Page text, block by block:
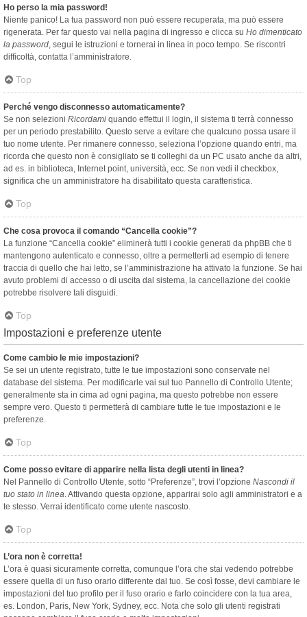
Ho perso la mia password!
Niente panico! La tua password non può essere recuperata, ma può essere
rigenerata. Per far questo vai nella pagina di ingresso e clicca su Ho dimenticato
la password, segui le istruzioni e tornerai in linea in poco tempo. Se riscontri
difficoltà, contatta l’amministratore.
Top
Perché vengo disconnesso automaticamente?
Se non selezioni Ricordami quando effettui il login, il sistema ti terrà connesso
per un periodo prestabilito. Questo serve a evitare che qualcuno possa usare il
tuo nome utente. Per rimanere connesso, seleziona l’opzione quando entri, ma
ricorda che questo non è consigliato se ti colleghi da un PC usato anche da altri,
ad es. in biblioteca, Internet point, università, ecc. Se non vedi il checkbox,
significa che un amministratore ha disabilitato questa caratteristica.
Top
Che cosa provoca il comando “Cancella cookie”?
La funzione “Cancella cookie” eliminerà tutti i cookie generati da phpBB che ti
mantengono autenticato e connesso, oltre a permetterti ad esempio di tenere
traccia di quello che hai letto, se l’amministrazione ha attivato la funzione. Se hai
avuto problemi di accesso o di uscita dal sistema, la cancellazione dei cookie
potrebbe risolvere tali disguidi.
Top
Impostazioni e preferenze utente
Come cambio le mie impostazioni?
Se sei un utente registrato, tutte le tue impostazioni sono conservate nel
database del sistema. Per modificarle vai sul tuo Pannello di Controllo Utente;
generalmente sta in cima ad ogni pagina, ma questo potrebbe non essere
sempre vero. Questo ti permetterà di cambiare tutte le tue impostazioni e le
preferenze.
Top
Come posso evitare di apparire nella lista degli utenti in linea?
Nel Pannello di Controllo Utente, sotto “Preferenze”, trovi l’opzione Nascondi il
tuo stato in linea. Attivando questa opzione, apparirai solo agli amministratori e a
te stesso. Verrai identificato come utente nascosto.
Top
L’ora non è corretta!
L’ora è quasi sicuramente corretta, comunque l’ora che stai vedendo potrebbe
essere quella di un fuso orario differente dal tuo. Se così fosse, devi cambiare le
impostazioni del tuo profilo per il fuso orario e farlo coincidere con la tua area,
es. London, Paris, New York, Sydney, ecc. Nota che solo gli utenti registrati